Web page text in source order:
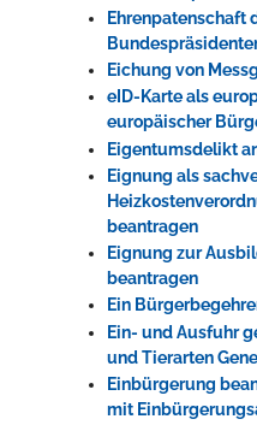
Ehrenpatenschaft
Eichung von
eID-Karte als
europäischer
Eigentumsdelikt
Eignung als
beantragen
Eignung zur
beantragen
Ein
Ein- und Ausfuhr
und Tierarten
Einbürgerung
mit